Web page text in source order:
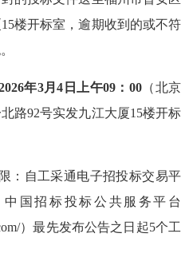
楼开标室，逾期收到的或不符
年3月4日 上午09：00（北京
路92号实发九江大厦15楼开标
自工采通电子招投标交易平
中国招标投标公共服务平台
）最先发布公告之日起5个工